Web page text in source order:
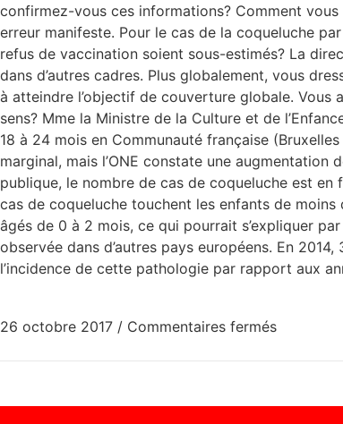
confirmez-vous ces informations? Comment
erreur manifeste. Pour le cas de la coqueluche
refus de vaccination soient sous-estimés? La
dans d’autres cadres. Plus globalement, vous
à atteindre l’objectif de couverture globale. Vous
sens? Mme la Ministre de la Culture et de
18 à 24 mois en Communauté française
marginal, mais l’ONE constate une
publique, le nombre de cas de coqueluche est
cas de coqueluche touchent les enfants de
âgés de 0 à 2 mois, ce qui pourrait s’expliquer
observée dans d’autres pays européens. En
l’incidence de cette pathologie par rapport aux
26 octobre 2017 / Commentaires fermés